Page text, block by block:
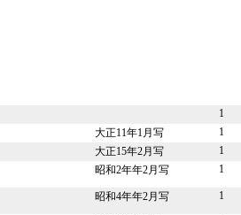
1
記念 大正11年1月写
1
記念 大正15年2月写
1
記念 昭和2年年2月写
1
記念 昭和4年年2月写 1